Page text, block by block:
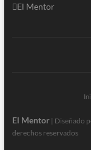
El Mentor
El Mentor| Diseñado
derechos reservados